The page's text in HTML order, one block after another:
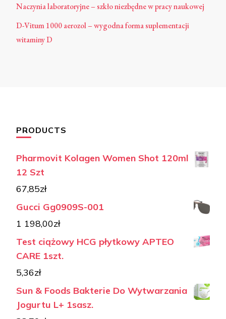
Naczynia laboratoryjne – szkło niezbędne w pracy naukowej
D-Vitum 1000 aerozol – wygodna forma suplementacji
witaminy D
PRODUCTS
Pharmovit Kolagen Women Shot 120ml
12 Szt
67,85zł
Gucci Gg0909S-001
1 198,00zł
Test ciążowy HCG płytkowy APTEO
CARE 1szt.
5,36zł
Sun & Foods Bakterie Do Wytwarzania
Jogurtu L+ 1sasz.